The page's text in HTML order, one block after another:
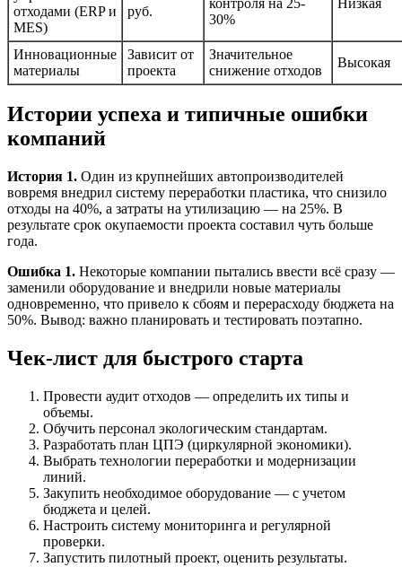
отходами (ERP и
MES)
руб.
30%
Инновационные
материалы
Зависит от
проекта
Значительное
снижение отходов
Высокая
Истории успеха и типичные ошибки
компаний
История 1. Один из крупнейших автопроизводителей
вовремя внедрил систему переработки пластика, что снизило
отходы на 40%, а затраты на утилизацию — на 25%. В
результате срок окупаемости проекта составил чуть больше
года.
Ошибка 1. Некоторые компании пытались ввести всё сразу —
заменили оборудование и внедрили новые материалы
одновременно, что привело к сбоям и перерасходу бюджета на
50%. Вывод: важно планировать и тестировать поэтапно.
Чек-лист для быстрого старта
Провести аудит отходов — определить их типы и
объемы.
Обучить персонал экологическим стандартам.
Разработать план ЦПЭ (циркулярной экономики).
Выбрать технологии переработки и модернизации
линий.
Закупить необходимое оборудование — с учетом
бюджета и целей.
Настроить систему мониторинга и регулярной
проверки.
Запустить пилотный проект, оценить результаты.